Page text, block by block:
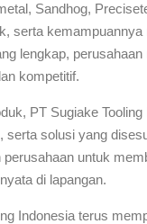
Sandhog,
serta
lengkap,
kompetitif.
PT Sugiake
solusi yang
untuk
di lapangan.
Indonesia terus